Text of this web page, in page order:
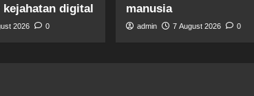
kejahatan digital
2026 0
manusia
admin 7 August 2026 0